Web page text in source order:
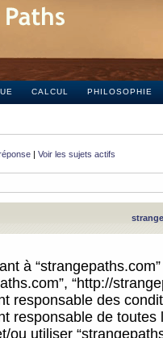
CALCUL PHILOSOPHIE
| Voir les sujets actifs
à
“http://
responsable des
responsable de
ou utiliser